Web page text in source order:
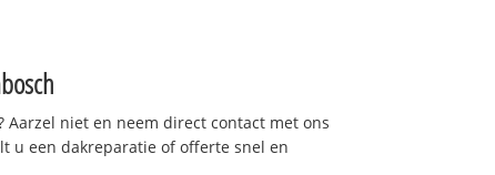
Aarzel niet en neem direct contact met ons
u een dakreparatie of offerte snel en